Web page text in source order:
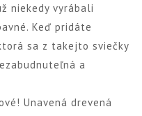
niekedy vyrábali
Keď pridáte
sa z takejto sviečky
a
Unavená drevená